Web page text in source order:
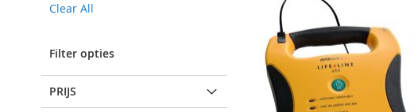
Item
Clear All
Filter opties
PRIJS